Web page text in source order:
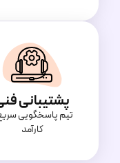
پشتیبانی
تیم پاسخگویی
کارآمد